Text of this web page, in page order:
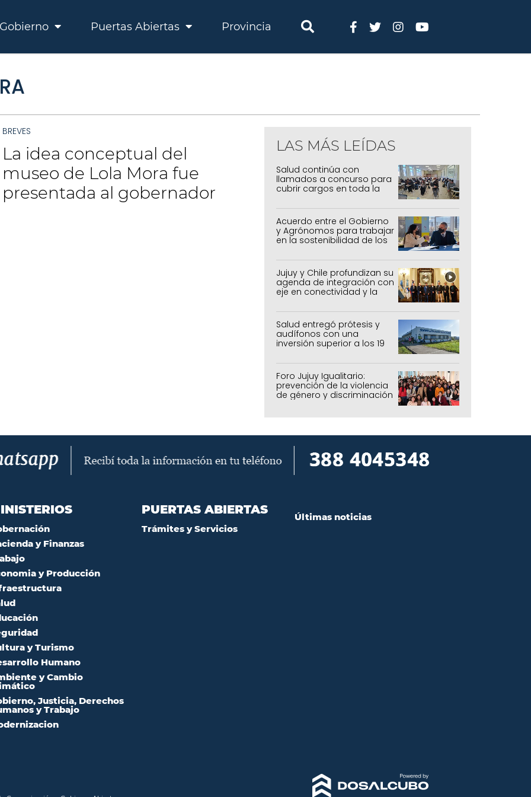
Gobierno Puertas Abiertas Provincia
BREVES
La idea conceptual del
museo de Lola Mora fue
presentada al gobernador
LAS MÁS LEÍDAS
Salud continúa con
llamados a concurso para
cubrir cargos en toda la
Acuerdo entre el Gobierno
y Agrónomos para trabajar
en la sostenibilidad de los
agrícolas, pecuarios y
forestal
Jujuy y Chile profundizan su
agenda de integración con
eje en conectividad y la
mejora del Paso de Jama
Salud entregó prótesis y
audífonos con una
inversión superior a los 19
millones de pesos
Foro Jujuy Igualitario:
prevención de la violencia
de género y discriminación
y Finanzas
y Producción
y Turismo
Humano
y Cambio
Justicia, Derechos
y Trabajo
PUERTAS ABIERTAS
Trámites y Servicios
Últimas noticias